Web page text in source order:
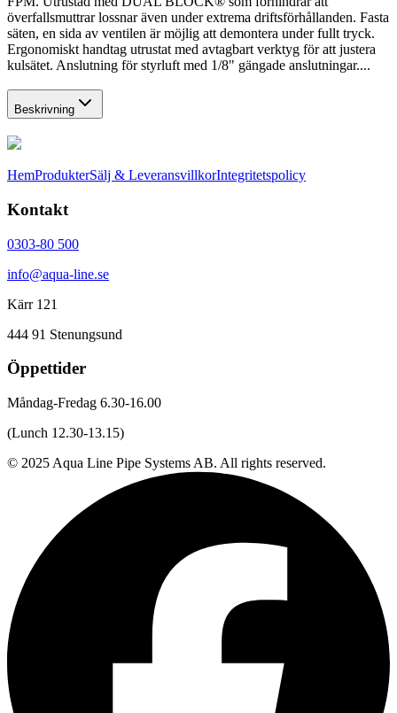
överfallsmuttrar lossnar även under extrema driftsförhållanden. Fasta
säten, en sida av ventilen är möjlig att demontera under fullt tryck.
Ergonomiskt handtag utrustat med avtagbart verktyg för att justera
kulsätet. Anslutning för styrluft med 1/8" gängade anslutningar....
Beskrivning
HemProdukterSälj & LeveransvillkorIntegritetspolicy
Kontakt
0303-80 500
info@aqua-line.se
Kärr 121
444 91 Stenungsund
Öppettider
Måndag-Fredag 6.30-16.00
(Lunch 12.30-13.15)
© 2025 Aqua Line Pipe Systems AB. All rights reserved.